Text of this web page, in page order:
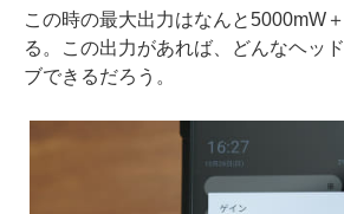
この時の最大出力はなんと5000mW
る。この出力があれば、どんなヘッ
ブできるだろう。